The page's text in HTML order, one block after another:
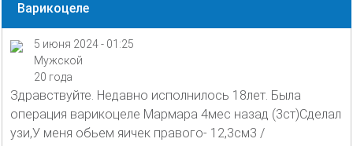
Варикоцеле
5 июня 2024 - 01:25
Мужской
20 года
Здравствуйте. Недавно исполнилось 18лет. Была
операция варикоцеле Мармара 4мес назад (3ст)Сделал
узи,У меня обьем яичек правого- 12,3см3 /